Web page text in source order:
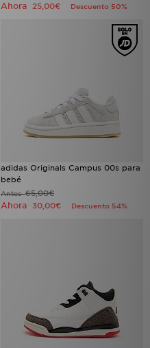
Ahora 25,00€ Descuento 50%
adidas Originals Campus 00s para
bebé
Antes65,00€
Ahora 30,00€ Descuento 54%